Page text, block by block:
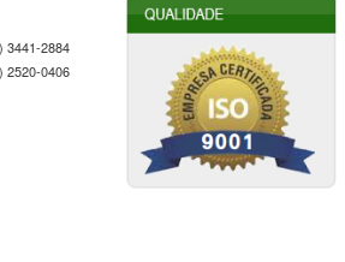
3441-2884
2520-0406